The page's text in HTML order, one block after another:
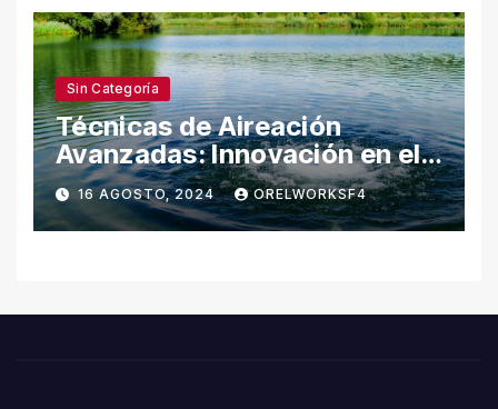
Sin Categoría
Técnicas de Aireación
Avanzadas: Innovación en el
Cuidado del Agua
16 AGOSTO, 2024 ORELWORKSF4